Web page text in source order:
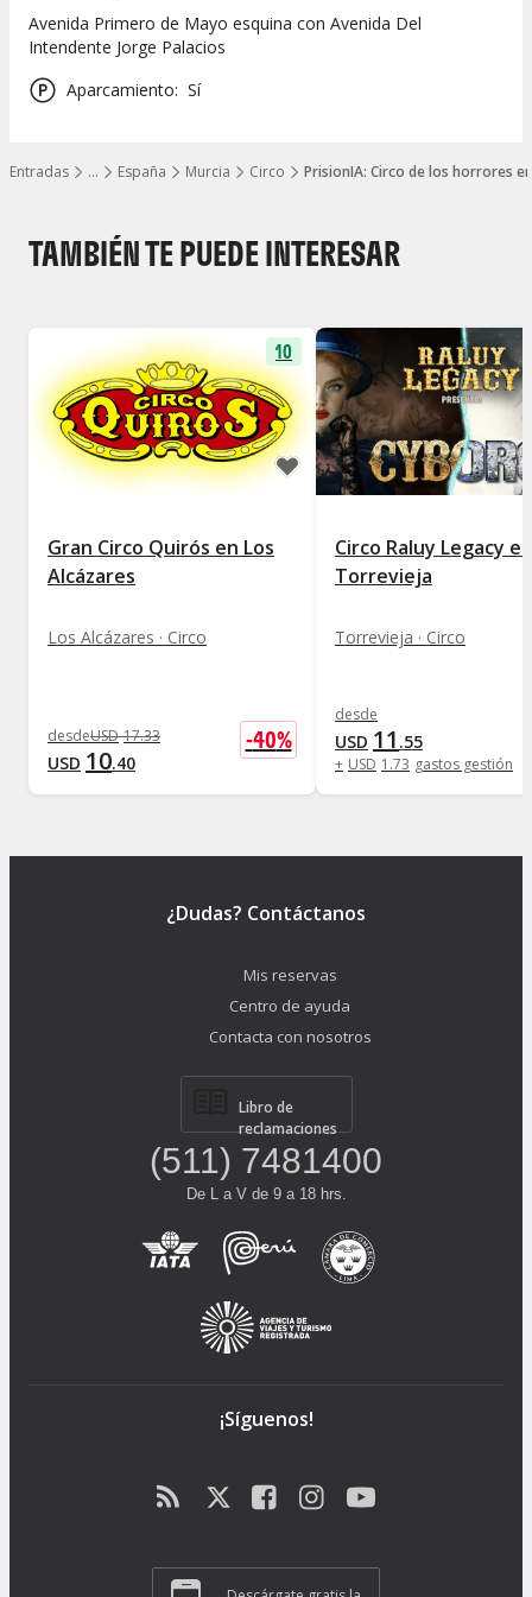
…
Mostrar todos los niveles
Entradas España Murcia Circo PrisionIA: Circo de los horrores
Avenida Primero de Mayo esquina con Avenida Del
Intendente Jorge Palacios
Aparcamiento: Sí
TAMBIÉN TE PUEDE INTERESAR
10
Gran Circo Quirós en Los
Alcázares
Los Alcázares · Circo
desdeUSD 17.33
USD 10.40
-40%
Circo Raluy Legacy en
Torrevieja
Torrevieja · Circo
desde
USD 11 .55
+ USD 1 .73 gastos gestión
¿Dudas? Contáctanos
Mis reservas
Centro de ayuda
Contacta con nosotros
Libro de
reclamaciones
(511) 7481400
De L a V de 9 a 18 hrs.
¡Síguenos!